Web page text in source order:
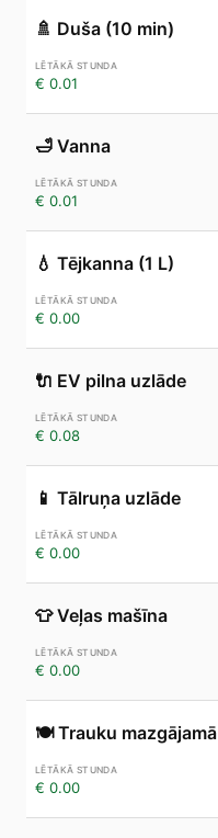
🚿 Duša (10 min)
€ 0.01
🛁 Vanna
€ 0.01
💧 Tējkanna (1 L)
€ 0.00
🔌 EV pilna uzlāde
€ 0.08
📱 Tālruņa uzlāde
€ 0.00
👕 Veļas mašīna
€ 0.00
🍽️ Trauku mazgājamā
€ 0.00